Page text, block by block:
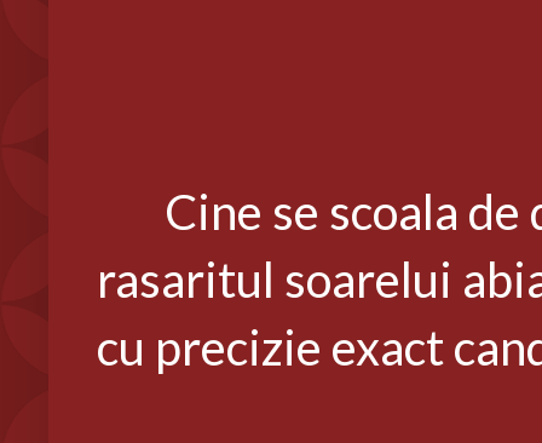
Cine se scoala de
rasaritul soarelui
cu precizie exact